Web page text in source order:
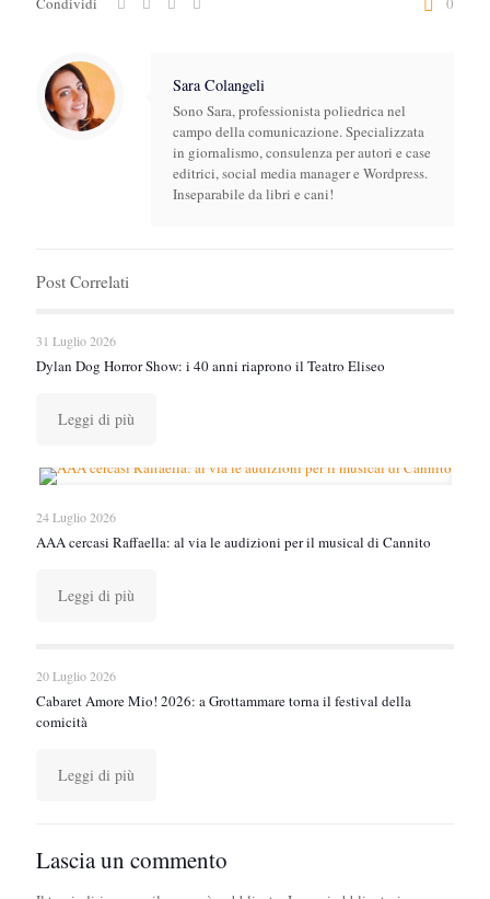
Sara Colangeli
Sono Sara, professionista poliedrica nel
campo della comunicazione. Specializzata
in giornalismo, consulenza per autori e case
editrici, social media manager e Wordpress.
Inseparabile da libri e cani!
Post Correlati
31 Luglio 2026
Dylan Dog Horror Show: i 40 anni riaprono il Teatro Eliseo
Leggi di più
24 Luglio 2026
AAA cercasi Raffaella: al via le audizioni per il musical di Cannito
Leggi di più
20 Luglio 2026
Cabaret Amore Mio! 2026: a Grottammare torna il festival della
comicità
Leggi di più
Lascia un commento